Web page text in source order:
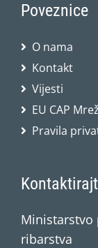
Poveznice
O nama
Kontakt
Vijesti
EU CAP
Pravila
Ministarstvo
ribarstva